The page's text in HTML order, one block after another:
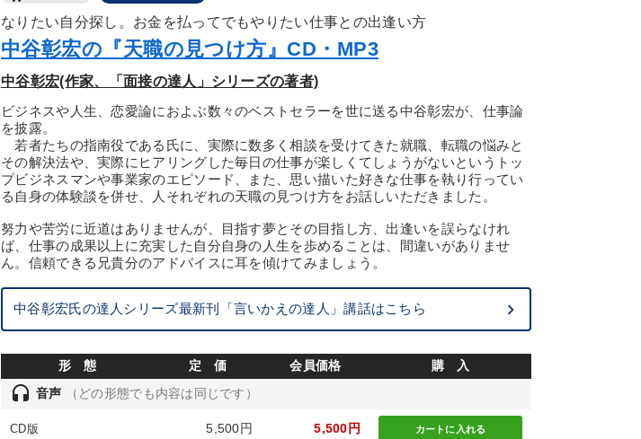
なりたい自分探し。お金を払ってでもやりたい仕事との出逢い方
中谷彰宏の『天職の見つけ方』CD・MP3
中谷彰宏(作家、「面接の達人」シリーズの著者)
ビジネスや人生、恋愛論におよぶ数々のベストセラーを世に送る中谷彰宏が、仕事論
を披露。
若者たちの指南役である氏に、実際に数多く相談を受けてきた就職、転職の悩みと
その解決法や、実際にヒアリングした毎日の仕事が楽しくてしょうがないというトッ
プビジネスマンや事業家のエピソード、また、思い描いた好きな仕事を執り行ってい
る自身の体験談を併せ、人それぞれの天職の見つけ方をお話しいただきました。
努力や苦労に近道はありませんが、目指す夢とその目指し方、出逢いを誤らなけれ
ば、仕事の成果以上に充実した自分自身の人生を歩めることは、間違いがありませ
ん。信頼できる兄貴分のアドバイスに耳を傾けてみましょう。
中谷彰宏氏の達人シリーズ最新刊「言いかえの達人」講話はこちら
形 態 定 価 会員価格 購 入
headset 音声 （どの形態でも内容は同じです）
CD版 5,500円 5,500円 カートに 入れる